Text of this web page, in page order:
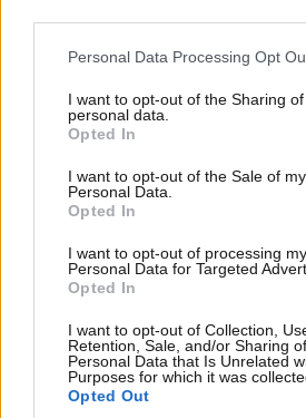
Please note that this website/app
not limited to your visit or usage
grant or deny consent to Google and
use your data for below specified
consent section.
Personal Data Processing Opt
I want to opt-out of the Sharing
personal data.
Opted In
I want to opt-out of the Sale of my
Personal Data.
Opted In
I want to opt-out of processing my
Personal Data for Targeted
Opted In
I want to opt-out of Collection,
Retention, Sale, and/or Sharing
Personal Data that Is Unrelated
Purposes for which it was
Opted Out
ΑΝΤΙ ΝΑ ΑΝΑΚΑΛΥΨΕΤΕ
Αν εχει ο εγκελαδος ζωη